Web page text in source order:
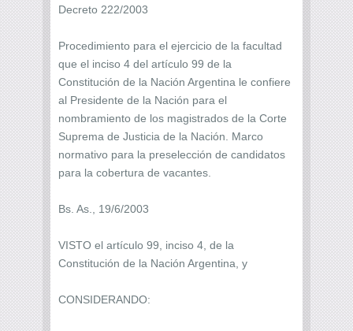
Decreto 222/2003
Procedimiento para el ejercicio de la facultad
que el inciso 4 del artículo 99 de la
Constitución de la Nación Argentina le confiere
al Presidente de la Nación para el
nombramiento de los magistrados de la Corte
Suprema de Justicia de la Nación. Marco
normativo para la preselección de candidatos
para la cobertura de vacantes.
Bs. As., 19/6/2003
VISTO el artículo 99, inciso 4, de la
Constitución de la Nación Argentina, y
CONSIDERANDO: